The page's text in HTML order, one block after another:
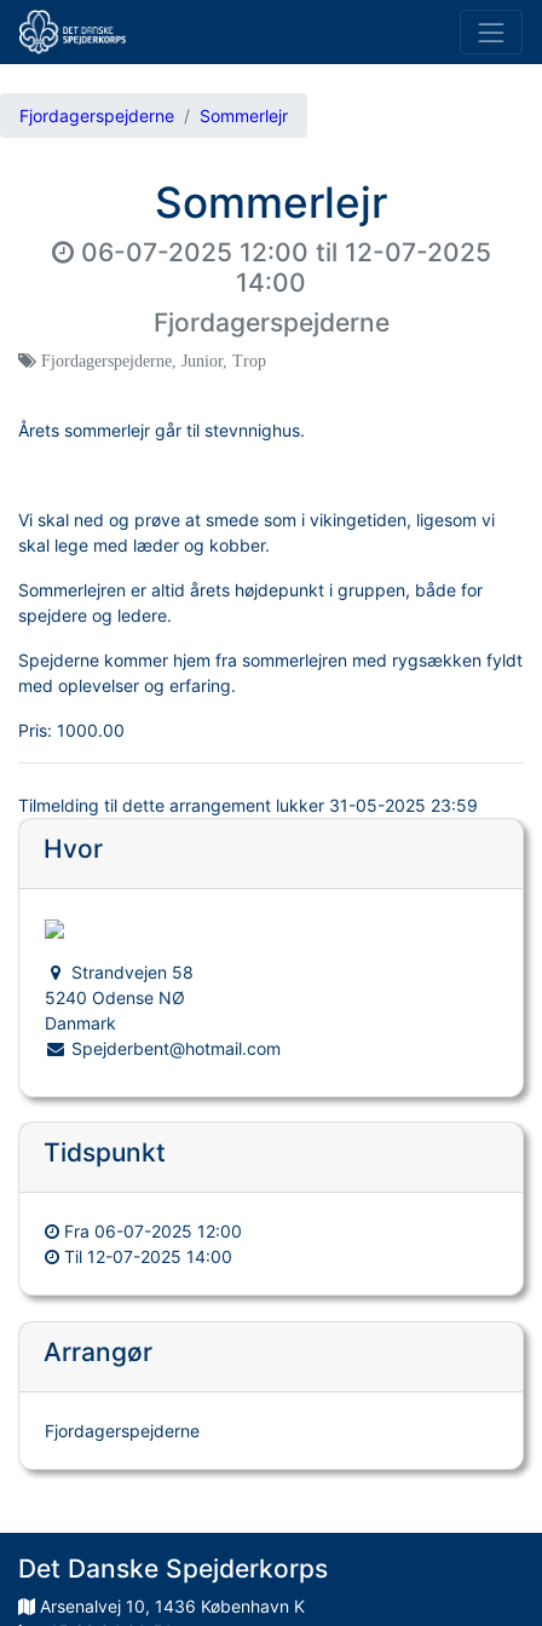
Fjordagerspejderne Sommerlejr
Sommerlejr
06-07-2025 12:00 til 12-07-2025
14:00
Fjordagerspejderne
Fjordagerspejderne Junior, Trop
Årets sommerlejr går til stevnnighus.
Vi skal ned og prøve at smede som i vikingetiden, ligesom vi
skal lege med læder og kobber.
Sommerlejren er altid årets højdepunkt i gruppen, både for
spejdere og ledere.
Spejderne kommer hjem fra sommerlejren med rygsækken fyldt
med oplevelser og erfaring.
Pris: 1000.00
Tilmelding til dette arrangement lukker 31-05-2025 23:59
Hvor
Strandvejen 58
5240 Odense NØ
Danmark
Spejderbent@hotmail.com
Tidspunkt
Fra 06-07-2025 12:00
Til 12-07-2025 14:00
Arrangør
Fjordagerspejderne
Det Danske Spejderkorps
Arsenalvej 10, 1436 København K